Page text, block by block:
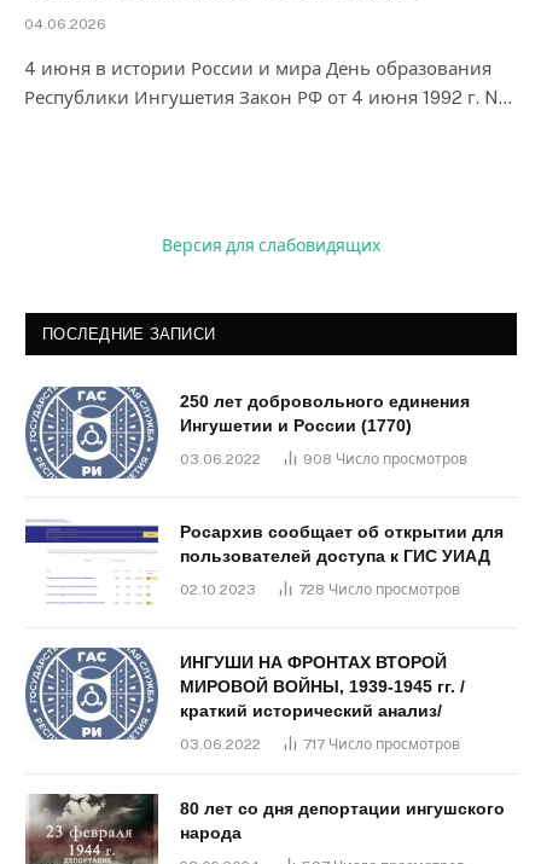
04.06.2026
4 июня в истории России и мира День образования
Республики Ингушетия Закон РФ от 4 июня 1992 г. N…
Версия для слабовидящих
ПОСЛЕДНИЕ ЗАПИСИ
250 лет добровольного единения
Ингушетии и России (1770)
03.06.2022 908 Число просмотров
Росархив сообщает об открытии для
пользователей доступа к ГИС УИАД
02.10.2023 728 Число просмотров
ИНГУШИ НА ФРОНТАХ ВТОРОЙ
МИРОВОЙ ВОЙНЫ, 1939-1945 гг. /
краткий исторический анализ/
03.06.2022 717 Число просмотров
80 лет со дня депортации ингушского
народа